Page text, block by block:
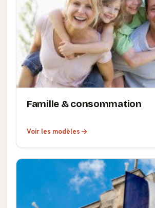
Famille & consommation
Voir les modèles